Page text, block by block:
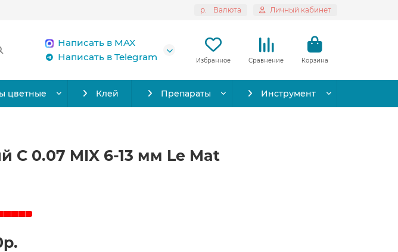
р. Валюта Личный кабинет
Написать в MAX
Написать в Telegram
Избранное Сравнение Корзина
цветные Клей Препараты Инструмент
C 0.07 MIX 6-13 мм Le Mat